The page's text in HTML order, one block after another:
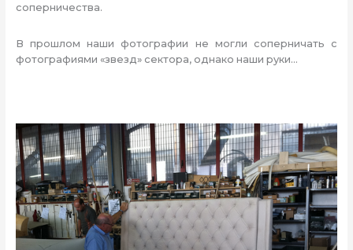
соперничества.
В прошлом наши фотографии не могли соперничать с
фотографиями «звезд» сектора, однако наши руки…